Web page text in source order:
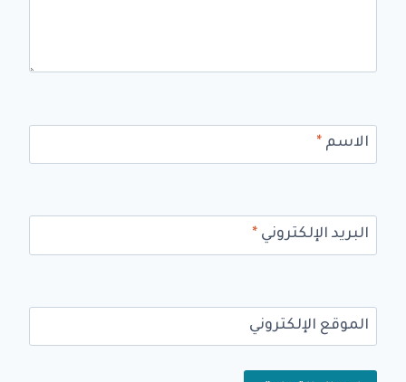
الاسم *
البريد الإلكتروني *
الموقع الإلكتروني